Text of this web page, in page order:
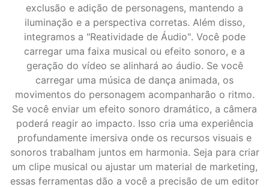
exclusão e adição de personagens, mantendo a
iluminação e a perspectiva corretas. Além disso,
integramos a "Reatividade de Áudio". Você pode
carregar uma faixa musical ou efeito sonoro, e a
geração do vídeo se alinhará ao áudio. Se você
carregar uma música de dança animada, os
movimentos do personagem acompanharão o ritmo.
Se você enviar um efeito sonoro dramático, a câmera
poderá reagir ao impacto. Isso cria uma experiência
profundamente imersiva onde os recursos visuais e
sonoros trabalham juntos em harmonia. Seja para criar
um clipe musical ou ajustar um material de marketing,
essas ferramentas dão a você a precisão de um editor